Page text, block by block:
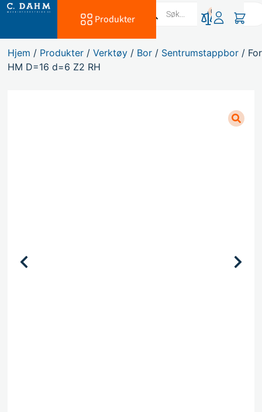
Produkter
0
Hjem / Produkter /Verktøy / Bor / Sentrumstappbor /
HM D=16 d=6 Z2 RH